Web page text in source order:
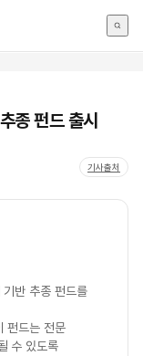
종 펀드 출시
기사출처
기반 추종 펀드를
펀드는 전문
수 있도록